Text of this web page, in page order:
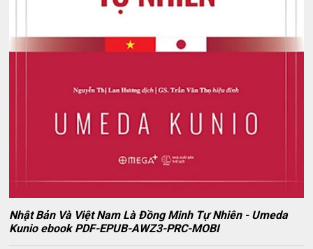
Nhật Bản Và Việt Nam Là Đồng Minh Tự Nhiên - Umeda
Kunio ebook PDF-EPUB-AWZ3-PRC-MOBI